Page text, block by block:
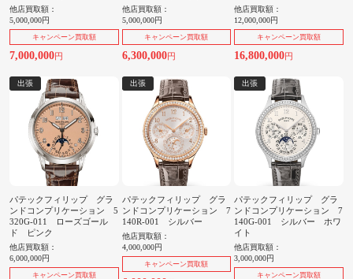
他店買取額：
5,000,000円
キャンペーン買取額
7,000,000円
他店買取額：
5,000,000円
キャンペーン買取額
6,300,000円
他店買取額：
12,000,000円
キャンペーン買取額
16,800,000円
出張
パテックフィリップ グラ
ンドコンプリケーション 5
320G-011 ローズゴール
ド ピンク
他店買取額：
6,000,000円
キャンペーン買取額
出張
パテックフィリップ グラ
ンドコンプリケーション 7
140R-001 シルバー
他店買取額：
4,000,000円
キャンペーン買取額
出張
パテックフィリップ グラ
ンドコンプリケーション 7
140G-001 シルバー ホワ
イト
他店買取額：
3,000,000円
キャンペーン買取額